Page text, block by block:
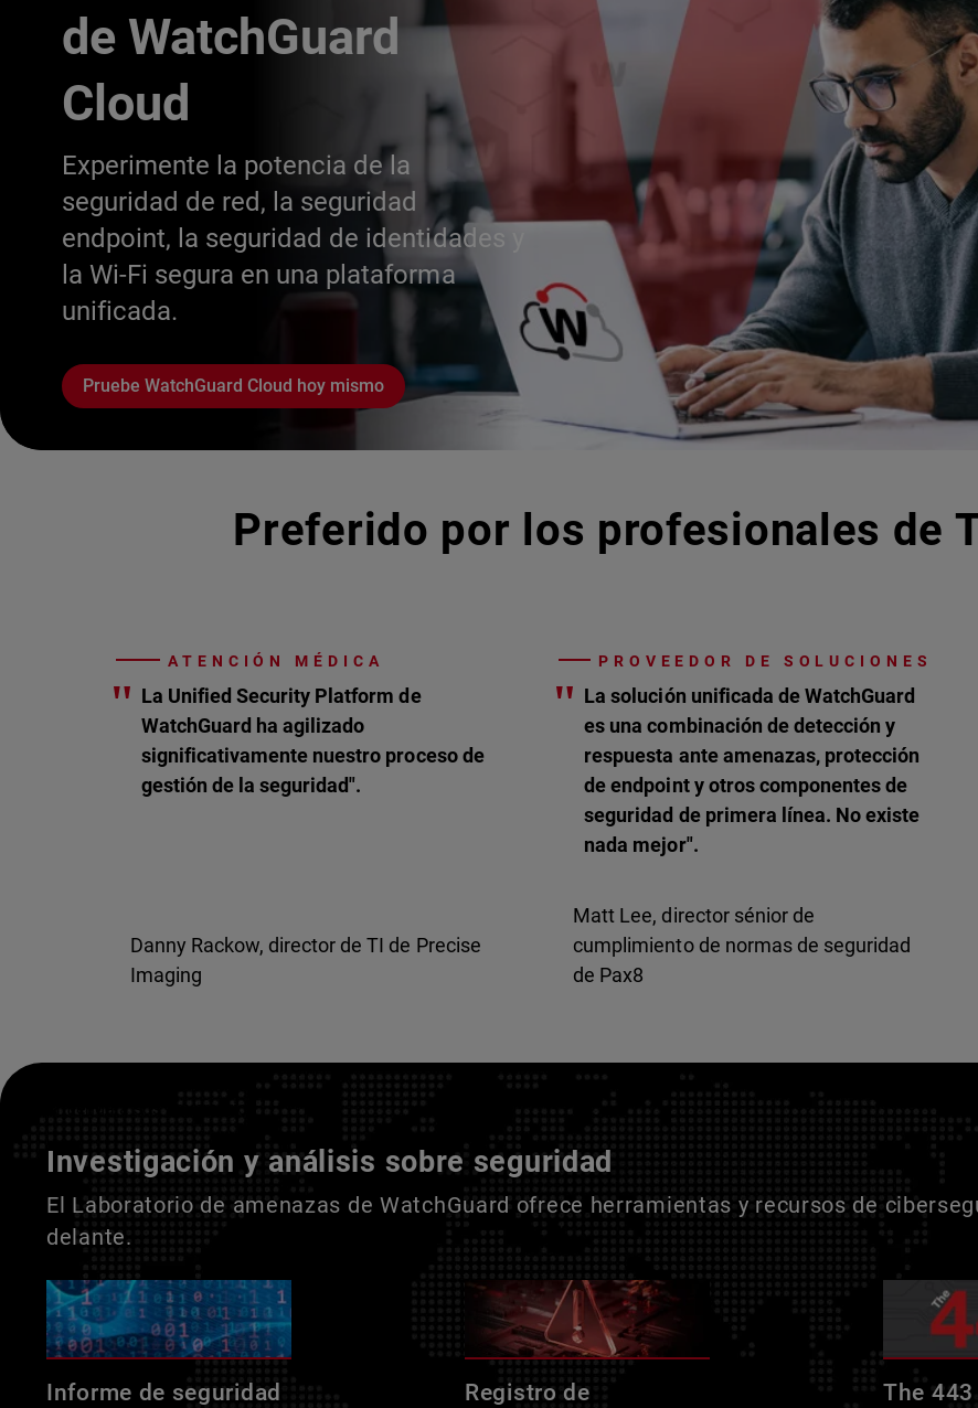
de WatchGuard
Cloud
Experimente la potencia de la
seguridad de red, la seguridad
endpoint, la seguridad de identidades y
la Wi-Fi segura en una plataforma
unificada.
Pruebe WatchGuard Cloud hoy mismo
Preferido por los profesionales de
ATENCIÓN MÉDICA
" La Unified Security Platform de
WatchGuard ha agilizado
significativamente nuestro proceso de
gestión de la seguridad".
Danny Rackow, director de TI de Precise
Imaging
PROVEEDOR DE SOLUCIONES
" La solución unificada de WatchGuard
es una combinación de detección y
respuesta ante amenazas, protección
de endpoint y otros componentes de
seguridad de primera línea. No existe
nada mejor".
Matt Lee, director sénior de
cumplimiento de normas de seguridad
de Pax8
Investigación y análisis sobre seguridad
El Laboratorio de amenazas de WatchGuard ofrece herramientas y recursos de
delante.
Informe de seguridad
Registro de
The